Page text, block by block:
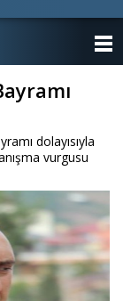
dolayısıyla
vurgusu
ANKETLER
GALERİ
GALERİ